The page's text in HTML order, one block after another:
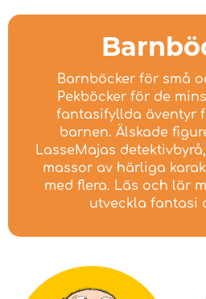
Barnböcker för små
Pekböcker för de
fantasifyllda äventyr
barnen. Älskade
LasseMajas
massor av härliga
med flera. Läs och lär
utveckla fantasi